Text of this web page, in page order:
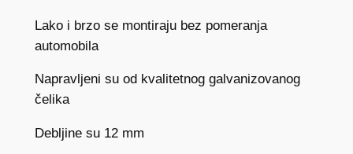
9
0
2
M
M
Lako i brzo se montiraju bez pomeranja
automobila
Napravljeni su od kvalitetnog galvanizovanog
čelika
Debljine su 12 mm